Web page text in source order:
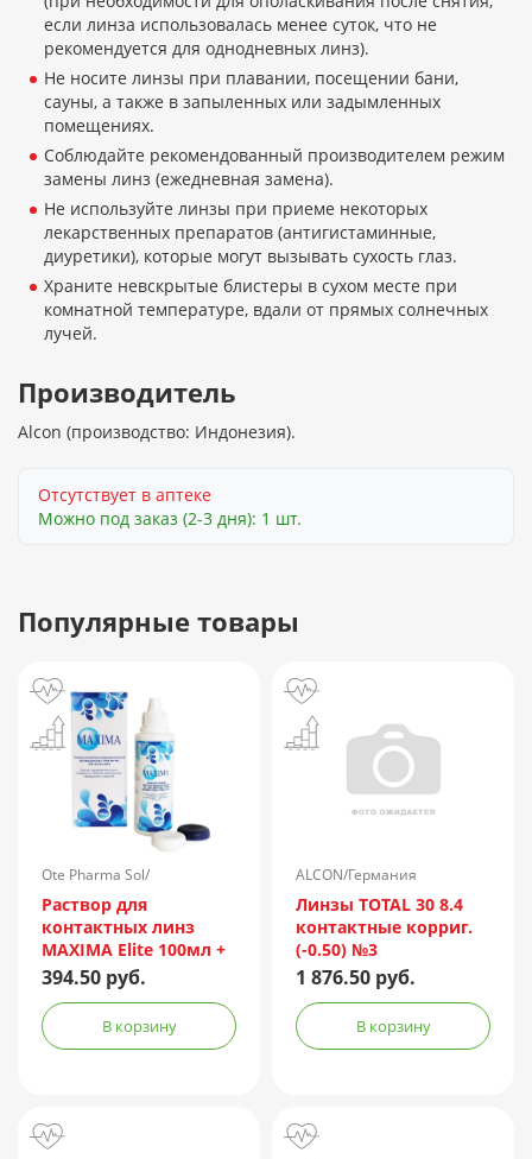
если линза использовалась менее суток, что не
рекомендуется для однодневных линз).
Не носите линзы при плавании, посещении бани,
сауны, а также в запыленных или задымленных
помещениях.
Соблюдайте рекомендованный производителем режим
замены линз (ежедневная замена).
Не используйте линзы при приеме некоторых
лекарственных препаратов (антигистаминные,
диуретики), которые могут вызывать сухость глаз.
Храните невскрытые блистеры в сухом месте при
комнатной температуре, вдали от прямых солнечных
лучей.
Производитель
Alcon (производство: Индонезия).
Отсутствует в аптеке
Можно под заказ (2-3 дня): 1 шт.
Популярные товары
Ote Pharma Sol/
Нидерланды
Раствор для
контактных линз
MAXIMA Elite 100мл +
контейнер
394.50 руб.
В корзину
ALCON/Германия
Линзы TOTAL 30 8.4
контактные корриг.
(-0.50) №3
1 876.50 руб.
В корзину